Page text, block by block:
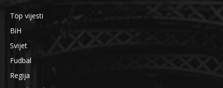
Top vijesti
BiH
Svijet
Fudbal
Regija